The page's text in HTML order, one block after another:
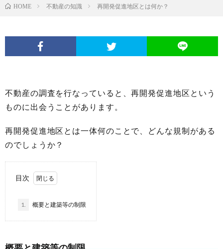
HOME 不動産の知識 再開発促進地区とは何か？
不動産の調査を行なっていると、再開発促進地区という
ものに出会うことがあります。
再開発促進地区とは一体何のことで、どんな規制がある
のでしょうか？
目次
1. 概要と建築等の制限